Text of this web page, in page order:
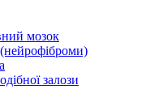
мозок
залози